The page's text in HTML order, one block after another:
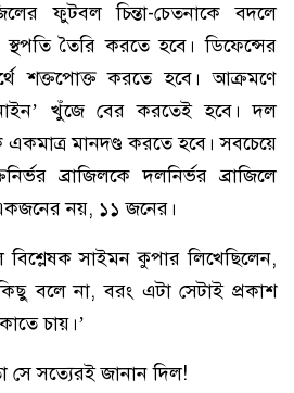
ফুটবল চিন্তা-চেতনাকে বদলে
তৈরি করতে হবে। ডিফেন্সের
শক্তপোক্ত করতে হবে। আক্রমণে
খুঁজে বের করতেই হবে। দল
একমাত্র মানদণ্ড করতে হবে। সবচেয়ে
ব্রাজিলকে দলনির্ভর ব্রাজিলে
নয়, ১১ জনের।
সাইমন কুপার লিখেছিলেন,
বলে না, বরং এটা সেটাই প্রকাশ
চায়।’
সে সত্যেরই জানান দিল!